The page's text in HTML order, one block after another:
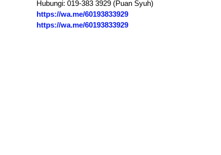
Hubungi: 019-383 3929 (Puan Syuh)
https://wa.me/60193833929
https://wa.me/60193833929